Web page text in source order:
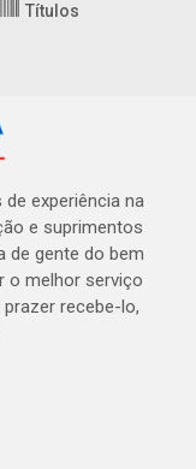
Títulos
experiência na
e suprimentos
de gente do bem
o melhor serviço
recebe-lo,